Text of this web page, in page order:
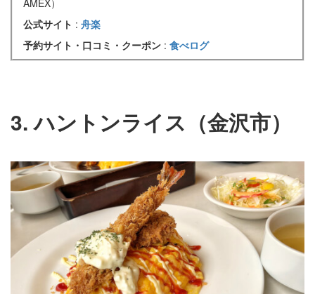
公式サイト : 舟楽
予約サイト・口コミ・クーポン : 食べログ
3. ハントンライス（金沢市）